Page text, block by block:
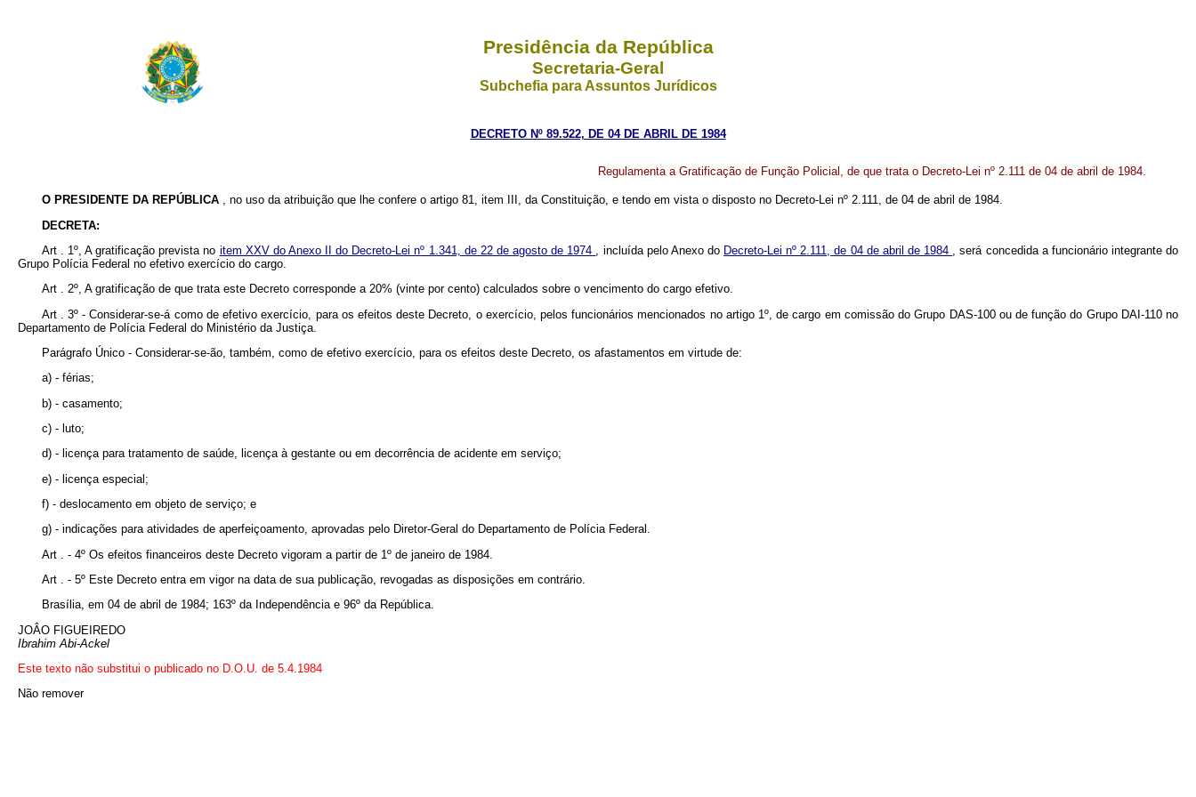
Presidência da República
Secretaria-Geral
Subchefia para Assuntos Jurídicos
DECRETO Nº 89.522, DE 04 DE ABRIL DE 1984
Regulamenta a Gratificação de Função Policial, de que trata o Decreto-Lei nº 2.111 de 04 de abril de 1984.
O PRESIDENTE DA REPÚBLICA , no uso da atribuição que lhe confere o artigo 81, item III, da Constituição, e tendo em vista o disposto no Decreto-Lei nº 2.111, de 04 de abril de 1984.
DECRETA:
Art . 1º, A gratificação prevista no item XXV do Anexo II do Decreto-Lei nº 1.341, de 22 de agosto de 1974 , incluída pelo Anexo do Decreto-Lei nº 2.111, de 04 de abril de 1984
, será concedida a funcionário integrante do
Grupo Polícia Federal no efetivo exercício do cargo.
Art . 2º, A gratificação de que trata este Decreto corresponde a 20% (vinte por cento) calculados sobre o vencimento do cargo efetivo.
Art . 3º - Considerar-se-á como de efetivo exercício, para os efeitos deste Decreto, o exercício, pelos funcionários mencionados no artigo 1º, de cargo em comissão do Grupo DAS-100 ou de função do Grupo DAI-110 no
Departamento de Polícia Federal do Ministério da Justiça.
Parágrafo Único - Considerar-se-ão, também, como de efetivo exercício, para os efeitos deste Decreto, os afastamentos em virtude de:
a) - férias;
b) - casamento;
c) - luto;
d) - licença para tratamento de saúde, licença à gestante ou em decorrência de acidente em serviço;
e) - licença especial;
f) - deslocamento em objeto de serviço; e
g) - indicações para atividades de aperfeiçoamento, aprovadas pelo Diretor-Geral do Departamento de Polícia Federal.
Art . - 4º Os efeitos financeiros deste Decreto vigoram a partir de 1º de janeiro de 1984.
Art . - 5º Este Decreto entra em vigor na data de sua publicação, revogadas as disposições em contrário.
Brasília, em 04 de abril de 1984; 163º da Independência e 96º da República.
JOÂO FIGUEIREDO
Ibrahim Abi-Ackel
Este texto não substitui o publicado no D.O.U. de 5.4.1984
Não remover